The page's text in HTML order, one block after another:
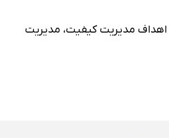
اهداف مدیریت کیفیت، مدیریت